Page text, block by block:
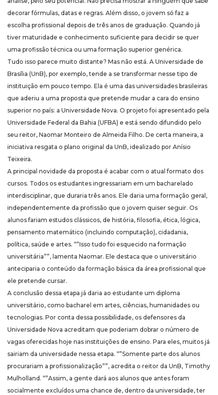
decorar fórmulas, datas e regras. Além disso, o jovem só faz a
escolha profissional depois de três anos de graduação. Quando já
tiver maturidade e conhecimento suficiente para decidir se quer
uma profissão técnica ou uma formação superior genérica.
Tudo isso parece muito distante? Mas não está. A Universidade de
Brasília (UnB), por exemplo, tende a se transformar nesse tipo de
instituição em pouco tempo. Ela é uma das universidades brasileiras
que aderiu a uma proposta que pretende mudar a cara do ensino
superior no país: a Universidade Nova. O projeto foi apresentado pela
Universidade Federal da Bahia (UFBA) e está sendo difundido pelo
seu reitor, Naomar Monteiro de Almeida Filho. De certa maneira, a
iniciativa resgata o plano original da UnB, idealizado por Anísio
Teixeira.
A principal novidade da proposta é acabar com o atual formato dos
cursos. Todos os estudantes ingressariam em um bacharelado
interdisciplinar, que duraria três anos. Ele daria uma formação geral,
independentemente da profissão que o jovem quiser seguir. Os
alunos fariam estudos clássicos, de história, filosofia, ética, lógica,
pensamento matemático (incluindo computação), cidadania,
política, saúde e artes. “”Isso tudo foi esquecido na formação
universitária””, lamenta Naomar. Ele destaca que o universitário
anteciparia o conteúdo da formação básica da área profissional que
ele pretende cursar.
A conclusão dessa etapa já daria ao estudante um diploma
universitário, como bacharel em artes, ciências, humanidades ou
tecnologias. Por conta dessa possibilidade, os defensores da
Universidade Nova acreditam que poderiam dobrar o número de
vagas oferecidas hoje nas instituições de ensino. Para eles, muitos já
sairiam da universidade nessa etapa. “”Somente parte dos alunos
procurariam a profissionalização””, acredita o reitor da UnB, Timothy
Mulholland. “”Assim, a gente dará aos alunos que antes foram
socialmente excluídos uma chance de, dentro da universidade, ter